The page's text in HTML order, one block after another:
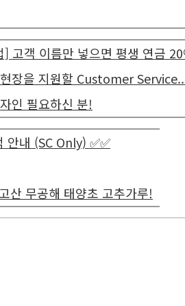
고객 이름만 넣으면 평생 연금
장을 지원할 Customer
인 필요하신 분!
안내 (SC Only) ✅✅
산 무공해 태양초 고추가루!